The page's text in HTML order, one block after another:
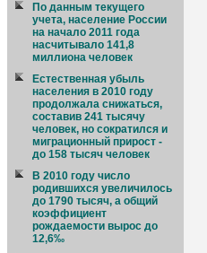
По данным текущего
учета, население России
на начало 2011 года
насчитывало 141,8
миллиона человек
Естественная убыль
населения в 2010 году
продолжала снижаться,
составив 241 тысячу
человек, но сократился и
миграционный прирост -
до 158 тысяч человек
В 2010 году число
родившихся увеличилось
до 1790 тысяч, а общий
коэффициент
рождаемости вырос до
12,6‰